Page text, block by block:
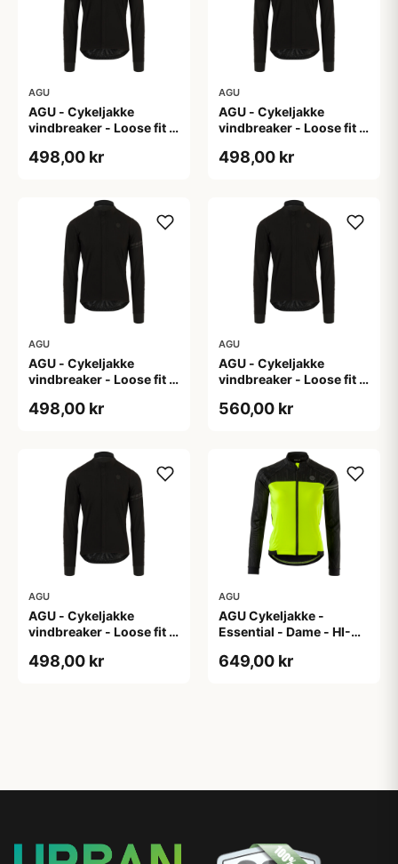
AGU
AGU - Cykeljakke
vindbreaker - Loose fit -
498,00 kr
AGU
AGU - Cykeljakke
vindbreaker - Loose fit -
498,00 kr
AGU
AGU - Cykeljakke
vindbreaker - Loose fit -
498,00 kr
AGU
AGU - Cykeljakke
vindbreaker - Loose fit -
560,00 kr
AGU
AGU - Cykeljakke
vindbreaker - Loose fit -
498,00 kr
AGU
AGU Cykeljakke -
Essential - Dame - HI-
649,00 kr